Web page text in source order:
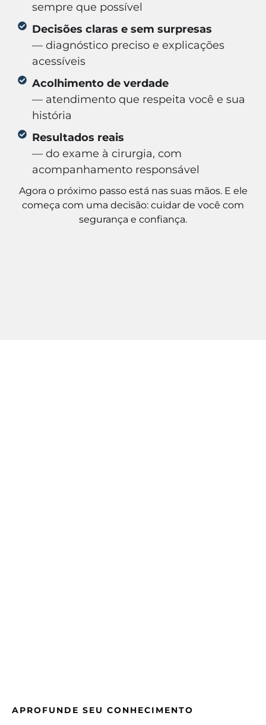
sempre que possível
Decisões claras e sem surpresas
— diagnóstico preciso e explicações
acessíveis
Acolhimento de verdade
— atendimento que respeita você e sua
história
Resultados reais
— do exame à cirurgia, com
acompanhamento responsável
Agora o próximo passo está nas suas mãos. E ele
começa com uma decisão: cuidar de você com
segurança e confiança.
APROFUNDE SEU CONHECIMENTO